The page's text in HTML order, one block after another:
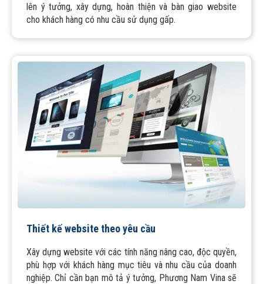
lên ý tưởng, xây dựng, hoàn thiện và bàn giao website
cho khách hàng có nhu cầu sử dụng gấp.
Thiết kế website theo yêu cầu
Xây dựng website với các tính năng nâng cao, độc quyền,
phù hợp với khách hàng mục tiêu và nhu cầu của doanh
nghiệp. Chỉ cần bạn mô tả ý tưởng, Phương Nam Vina sẽ